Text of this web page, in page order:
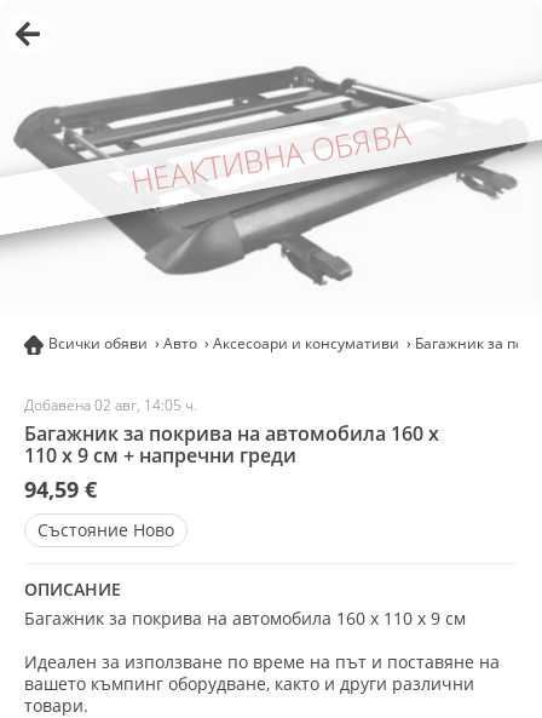
НЕАКТИВНА ОБЯВА
Всички обяви Авто Аксесоари и консумативи Багажник за
Добавена 02 авг, 14:05 ч.
Багажник за покрива на автомобила 160 х
110 х 9 см + напречни греди
94,59 €
Състояние Ново
ОПИСАНИЕ
Багажник за покрива на автомобила 160 х 110 х 9 см
Идеален за използване по време на път и поставяне на
вашето къмпинг оборудване, както и други различни
товари.